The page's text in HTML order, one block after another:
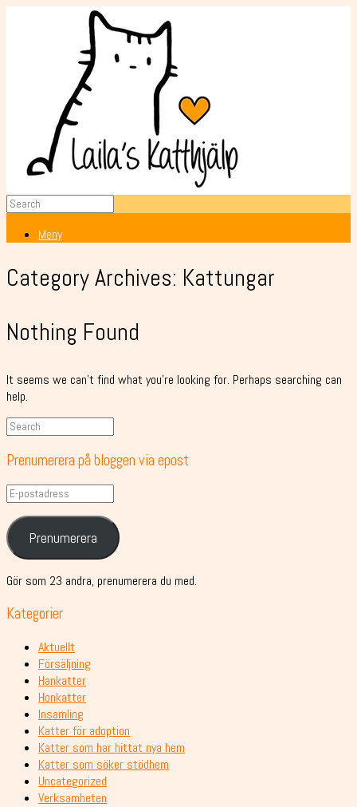
Meny
Category Archives: Kattungar
Nothing Found
It seems we can’t find what you’re looking for. Perhaps searching can
help.
Prenumerera på bloggen via epost
E-
Prenumerera
Gör som 23 andra, prenumerera du med.
Kategorier
Aktuellt
Försäljning
Hankatter
Honkatter
Insamling
Katter för adoption
Katter som har hittat nya hem
Katter som söker stödhem
Uncategorized
Verksamheten